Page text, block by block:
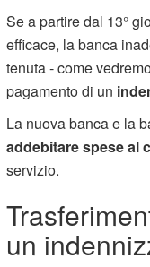
Se a partire dal 13°
efficace, la banca
tenuta - come
pagamento di un
La nuova banca e la
addebitare spese al
servizio.
un